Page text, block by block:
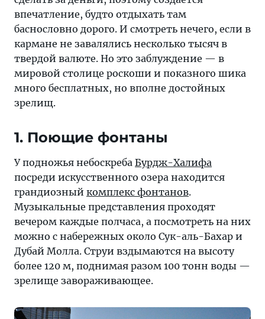
много
бесплатных,
вполне
достойных
зрелищ
впечатление, будто отдыхать там
баснословно дорого. И смотреть нечего, если в
кармане не завалялись несколько тысяч в
твердой валюте. Но это заблуждение — в
мировой столице роскоши и показного шика
много бесплатных, но вполне достойных
зрелищ.
1. Поющие фонтаны
У подножья небоскреба Бурдж-Халифа
посреди искусственного озера находится
грандиозный комплекс фонтанов.
Музыкальные представления проходят
вечером каждые полчаса, а посмотреть на них
можно с набережных около Сук-аль-Бахар и
Дубай Молла. Струи вздымаются на высоту
более 120 м, поднимая разом 100 тонн воды —
зрелище завораживающее.